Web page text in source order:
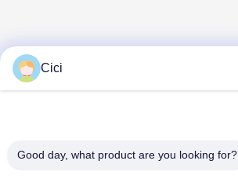
Cici
Good day, what product are you looking for?